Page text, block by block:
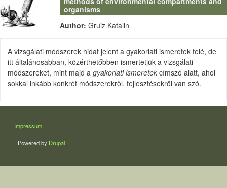
organisms
Author: Gruiz Katalin
A vizsgálati módszerek hidat jelent a gyakorlati ismeretek felé, de
itt általánosabban, közérthetőbben ismertetjük a vizsgálati
módszereket, mint majd a gyakorlati ismeretek címszó alatt, ahol
sokkal inkább konkrét módszerekről, fejlesztésekről van szó.
LÁBLÉC
Impressum
Powered by Drupal